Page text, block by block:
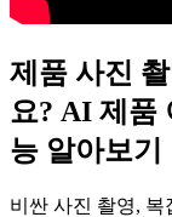
제품 사진
요? AI 제품
능 알아보기
비싼 사진 촬영,